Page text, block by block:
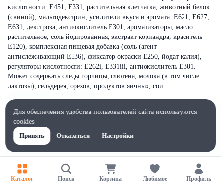
кислотности: Е451, Е331; растительная клетчатка, животный белок
(свиной), мальтодекстрин, усилители вкуса и аромата: Е621, Е627,
Е631; декстроза, антиокислитель Е301, ароматизаторы, масло
растительное, соль йодированная, экстракт кориандра, краситель
Е120), комплексная пищевая добавка (соль (агент
антислеживающий Е536), фиксатор окраски Е250, йодат калия),
регуляторы кислотности: Е262i, Е331iii, антиокислитель Е301.
Может содержать следы горчицы, глютена, молока (в том числе
лактозы), сельдерея, орехов, продуктов яичных, сои.
Каталог Поиск Корзина Любимое Профиль
Для обеспечения удобства пользователей сайта используются
cookies
Принять
Отказаться Настройки